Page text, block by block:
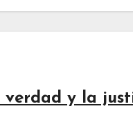
verdad y la